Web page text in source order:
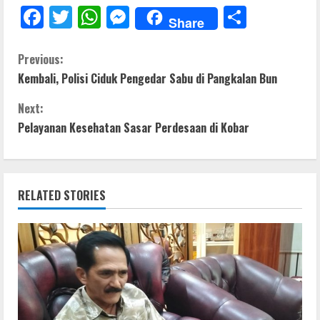
F
e
b
o
k
T
er
W
s
p
p
M
e
e
g
er
Share
e
C
o
n
t
i
n
u
e
R
Previous:
Kembali, Polisi Ciduk Pengedar Sabu di Pangkalan Bun
Next:
Pelayanan Kesehatan Sasar Perdesaan di Kobar
RELATED STORIES